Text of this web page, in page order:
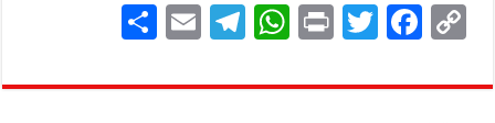
C
p
F
eb
T
tt
P
nt
W
at
Te
gr
E
ai
ar